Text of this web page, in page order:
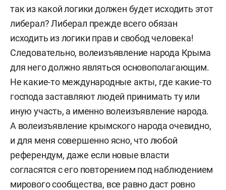
так из какой логики должен будет исходить этот
либерал? Либерал прежде всего обязан
исходить из логики прав и свобод человека!
Следовательно, волеизъявление народа Крыма
для него должно являться основополагающим.
Не какие-то международные акты, где какие-то
господа заставляют людей принимать ту или
иную участь, а именно волеизъявление народа.
А волеизъявление крымского народа очевидно,
и для меня совершенно ясно, что любой
референдум, даже если новые власти
согласятся с его повторением под наблюдением
мирового сообщества, все равно даст ровно